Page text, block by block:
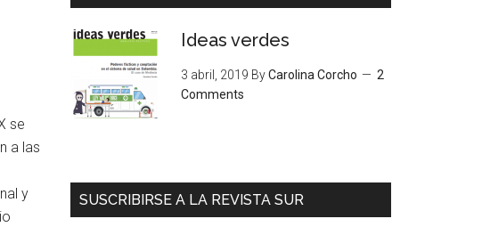
se
a las
y
Ideas verdes
3 abril, 2019 ByCarolina Corcho
2
Comments
SUSCRIBIRSE A LA REVISTA SUR